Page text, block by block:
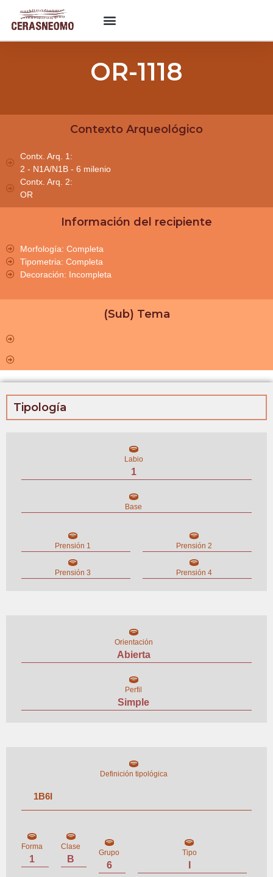
OR-1118
Contexto Arqueológico
Contx. Arq. 1:
2 - N1A/N1B - 6 milenio
Contx. Arq. 2:
OR
Información del recipiente
Morfología: Completa
Tipometria: Completa
Decoración: Incompleta
(Sub) Tema
Tipología
Labio
1
Base
Prensión 1 Prensión 2
Prensión 3 Prensión 4
Orientación
Abierta
Perfil
Simple
Definición tipológica
1B6I
Forma
1
Clase
B
Grupo
6
Tipo